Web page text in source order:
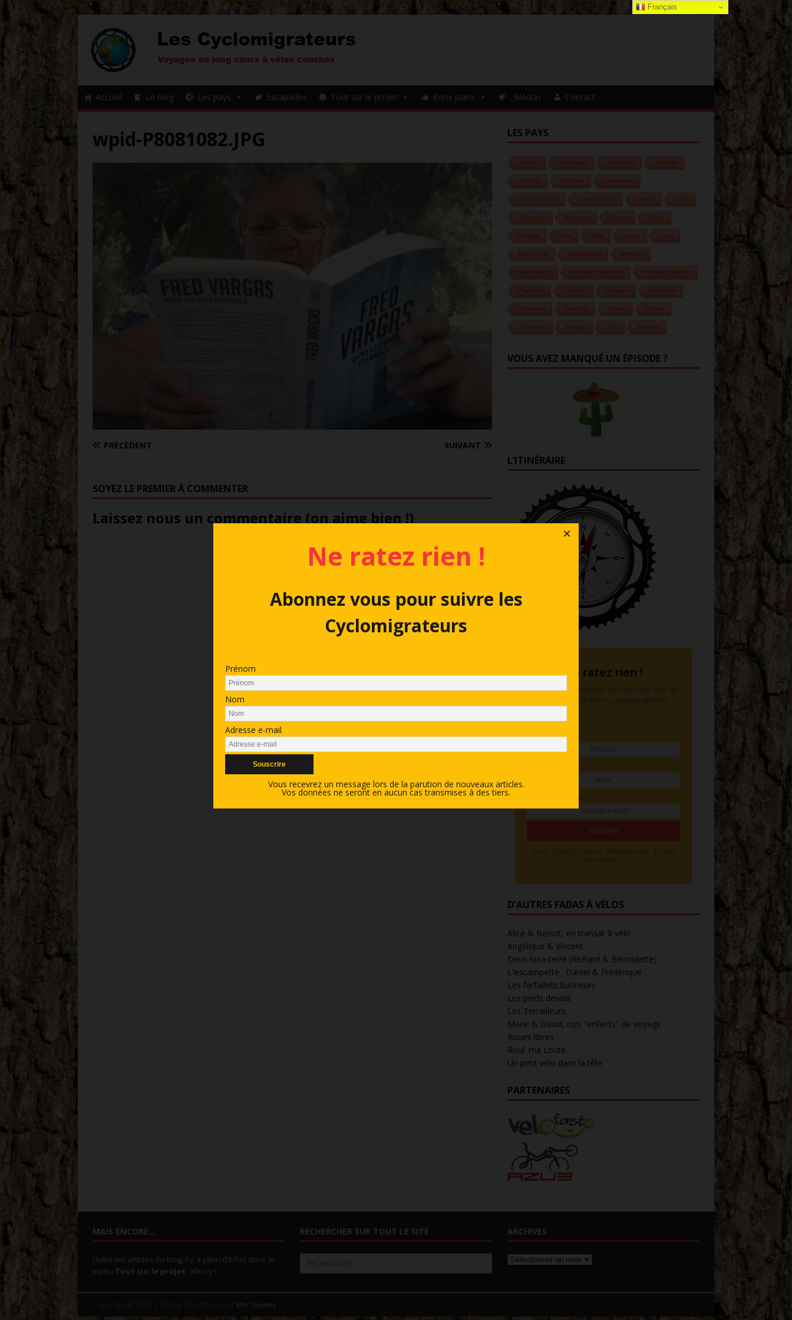
Accueil Le blog Les pays Escapades Tout sur le projet Bons plans _Médias Contact
wpid-P8081082.JPG
PRÉCÉDENT SUIVANT
SOYEZ LE PREMIER À COMMENTER
Laissez nous un commentaire (on aime bien !)
LES PAYS
Albanie Allemagne Angleterre Australie
Autriche Belgique
Corée du Nord Corée du Sud
Danemark Espagne France Grèce
Hongrie
Macédoine Madagascar Mexique
Montenegro Nouvelle Calédonie Nouvelle Zélande
Pays Bas Pologne Portugal Roumanie
Slovaquie Slovénie Suisse Taiwan
Thaïlande USA Vietnam
VOUS AVEZ MANQUÉ UN ÉPISODE ?
L’ITINÉRAIRE
Ne ratez rien !
Nous vous enverrons un message lors de
Prénom
D'AUTRES FADAS À VÉLOS
Alice & Benoit, en transat à vélo
Angélique & Vincent
Deux loca-terre (Richard & Bernadette)
L'escampette : Daniel & Frédérique
Les farfadets butineurs
Les pieds devant
Les Terrailleurs
Marie & David, nos "enfants" de voyage
Roues libres
Roul' ma Loute
Un petit vélo dans la tête
PARTENAIRES
MAIS ENCORE…
Outre les articles du blog, il y a plein d’infos dans le
menu Tout sur le projet, allez-y !
RECHERCHER SUR TOUT LE SITE ARCHIVES
MH Themes
Ne ratez rien !
Abonnez vous pour suivre les
Cyclomigrateurs
Prénom
Nom
Adresse e-mail
Vous recevrez un message lors de la parution de nouveaux articles.
Vos données ne seront en aucun cas transmises à des tiers.
×
Français